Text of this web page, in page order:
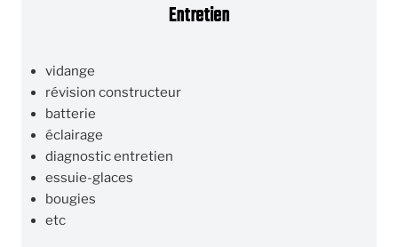
Entretien
vidange
révision constructeur
batterie
éclairage
diagnostic entretien
essuie-glaces
bougies
etc